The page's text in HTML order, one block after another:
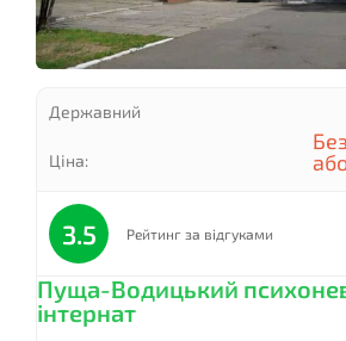
Державний
Ціна:
3.5 Рейтинг за відгуками
Пуща-Водицький
інтернат